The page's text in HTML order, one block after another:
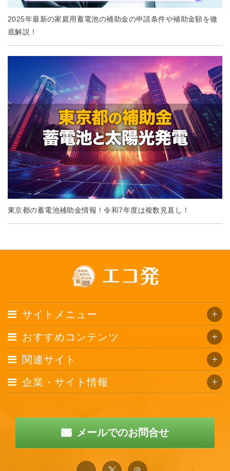
2025年最新の家庭用蓄電池の補助金の申請条件や補助金額を徹
底解説！
東京都の蓄電池補助金情報！令和7年度は複数見直し！
サイトメニュー
おすすめコンテンツ
関連サイト
企業・サイト情報
メールでのお問合せ